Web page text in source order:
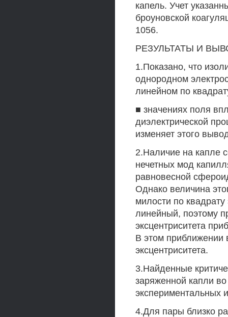
капель. Учет
броуновской
1056.
РЕЗУЛЬТАТЫ И
1.Показано, что
однородном
линейном по
■ значениях поля
диэлектрической
изменяет этого
2.Наличие на капле
нечетных мод
равновесной
Однако величина
милости по
линейный, поэтому
эксцентриситета
В этом приближении
эксцентриситета.
3.Найденные
заряженной капли
экспериментальных
4.Для пары близко